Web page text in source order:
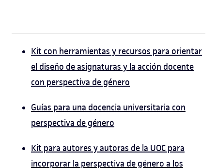
Kit con herramientas y recursos para orientar
el diseño de asignaturas y la acción docente
con perspectiva de género
Guías para una docencia universitaria con
perspectiva de género
Kit para autores y autoras de la UOC para
incorporar la perspectiva de género a los